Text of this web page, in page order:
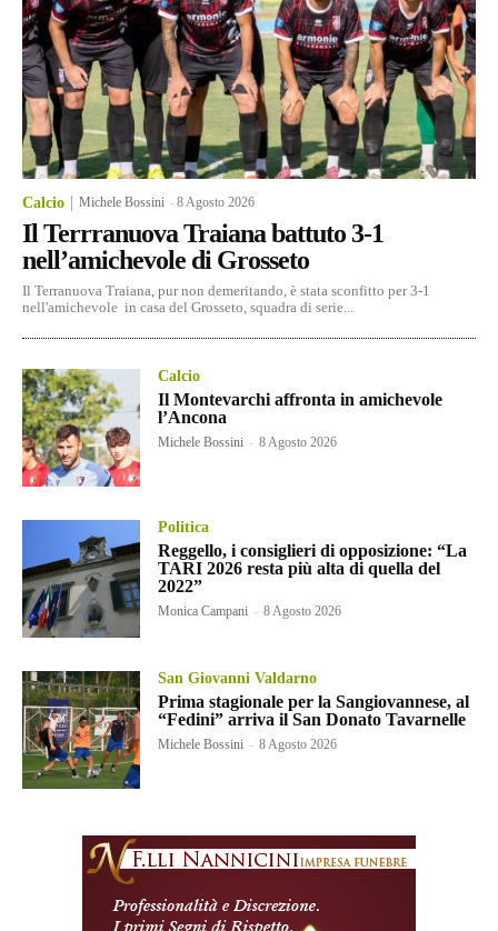
Calcio Michele Bossini -8 Agosto 2026
Il Terrranuova Traiana battuto 3-1
nell’amichevole di Grosseto
Il Terranuova Traiana, pur non demeritando, è stata sconfitto per 3-1
nell'amichevole in casa del Grosseto, squadra di serie...
Calcio
Il Montevarchi affronta in amichevole
l’Ancona
Michele Bossini - 8 Agosto 2026
Politica
Reggello, i consiglieri di opposizione: “La
TARI 2026 resta più alta di quella del
2022”
Monica Campani - 8 Agosto 2026
San Giovanni Valdarno
Prima stagionale per la Sangiovannese, al
“Fedini” arriva il San Donato Tavarnelle
Michele Bossini - 8 Agosto 2026